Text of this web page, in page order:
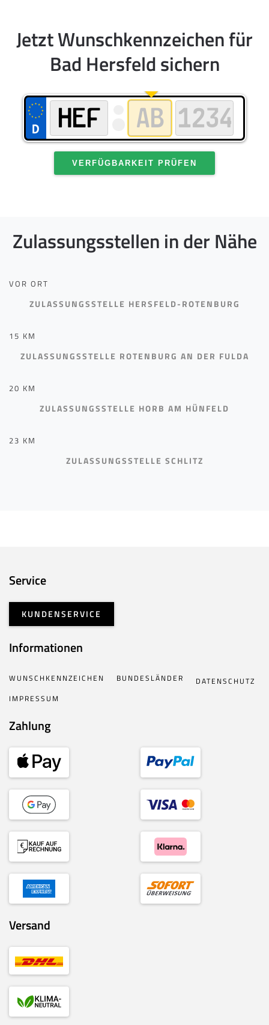
Jetzt Wunschkennzeichen für
Bad Hersfeld sichern
VERFÜGBARKEIT PRÜFEN
Zulassungsstellen in der Nähe
VOR ORT
ZULASSUNGSSTELLE HERSFELD-ROTENBURG
15 KM
ZULASSUNGSSTELLE ROTENBURG AN DER FULDA
20 KM
ZULASSUNGSSTELLE HORB AM HÜNFELD
23 KM
ZULASSUNGSSTELLE SCHLITZ
Service
KUNDENSERVICE
Informationen
WUNSCHKENNZEICHEN BUNDESLÄNDER
DATENSCHUTZ
IMPRESSUM
Zahlung
Versand